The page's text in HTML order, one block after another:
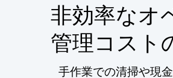
非効率なオ
管理コスト
手作業での清掃や現